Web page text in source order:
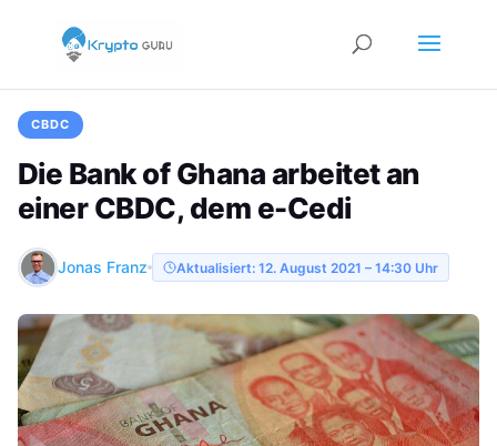
CBDC
Die Bank of Ghana arbeitet an
einer CBDC, dem e-Cedi
Jonas Franz Aktualisiert: 12. August 2021 – 14:30 Uhr